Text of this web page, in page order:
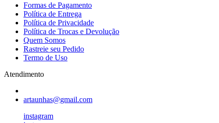
Formas de Pagamento
Política de Entrega
Política de Privacidade
Política de Trocas e Devolução
Quem Somos
Rastreie seu Pedido
Termo de Uso
Atendimento
artaunhas@gmail.com
instagram